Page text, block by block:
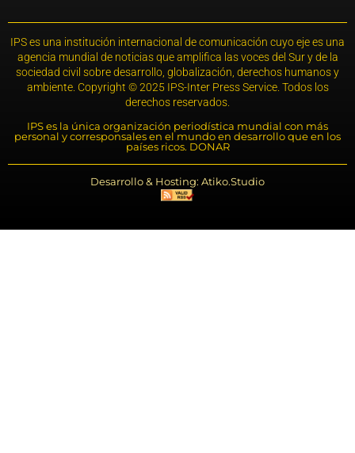
IPS es una institución internacional de comunicación cuyo eje es una
agencia mundial de noticias que amplifica las voces del Sur y de la
sociedad civil sobre desarrollo, globalización, derechos humanos y
ambiente. Copyright © 2025 IPS-Inter Press Service. Todos los
derechos reservados.
IPS es la única organización periodística mundial con más
personal y corresponsales en el mundo en desarrollo que en los
países ricos. DONAR
Desarrollo & Hosting: Atiko.Studio